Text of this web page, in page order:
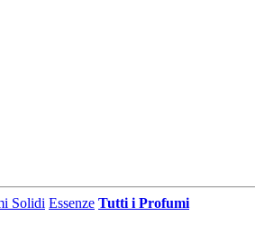
Solidi Essenze Tutti i Profumi